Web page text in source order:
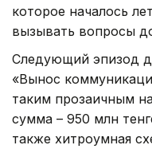
которое началось
вызывать вопросы
Следующий эпизод
«Вынос
таким прозаичным
сумма – 950 млн
также хитроумная